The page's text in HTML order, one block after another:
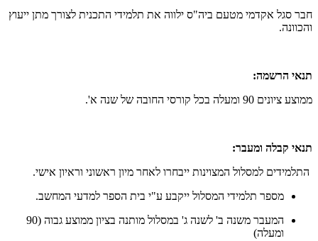
חבר סגל אקדמי מטעם ביה"ס ילווה את תלמידי התכנית לצורך מתן ייעוץ
והכוונה.
תנאי הרשמה:
ממוצע ציונים 90 ומעלה בכל קורסי החובה של שנה א'.
תנאי קבלה ומעבר:
התלמידים למסלול המצוינות ייבחרו לאחר מיון ראשוני וראיון אישי.
מספר תלמידי המסלול ייקבע ע"י בית הספר למדעי המחשב.
המעבר משנה ב' לשנה ג' במסלול מותנה בציון ממוצע גבוה (90
ומעלה)